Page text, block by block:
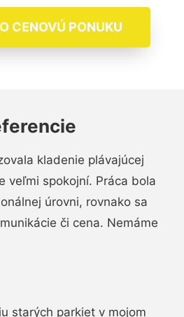
CENOVÚ PONUKU
kladenie plávajúcej
veľmi spokojní. Práca bola
úrovni, rovnako sa
či cena. Nemáme
starých parkiet v mojom